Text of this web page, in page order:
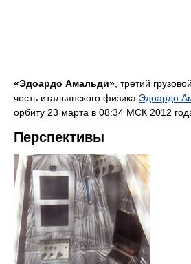
«Эдоардо Амальди» , третий
честь итальянского физика Эдоардо
орбиту 23 марта в 08:34 МСК 2012
Перспективы